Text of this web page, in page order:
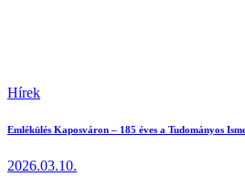
Hírek
Emlékülés Kaposváron – 185 éves a Tudományos
2026.03.10.